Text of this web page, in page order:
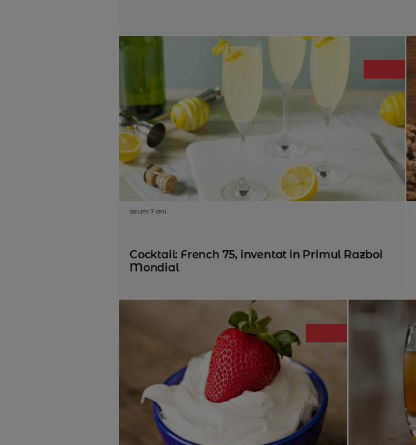
acum 7 ani
Cocktail: French 75, inventat in Primul Razboi
Mondial